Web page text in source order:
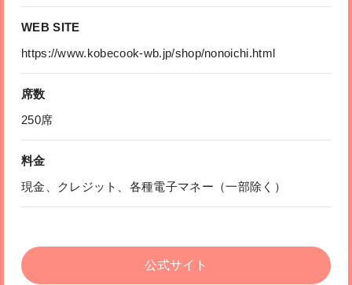
WEB SITE
https://www.kobecook-wb.jp/shop/nonoichi.html
席数
250席
料金
現金、クレジット、各種電子マネー（一部除く）
公式サイト